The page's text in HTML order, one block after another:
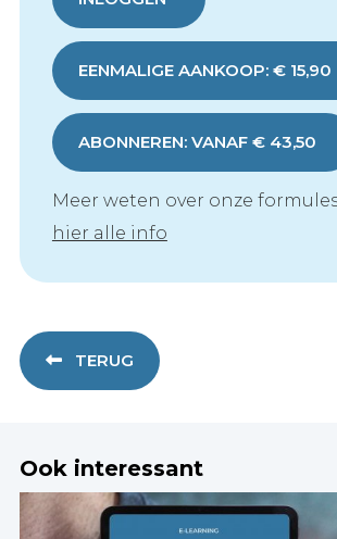
EENMALIGE AANKOOP: € 15,90
ABONNEREN: VANAF € 43,50
Meer weten over onze
hier alle info
TERUG
Ook interessant